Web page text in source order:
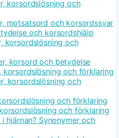
korsordslösning och
motsatsord och korsordssvar
och korsordshjälp
korsordslösning och
korsord och betydelse
korsordslösning och förklaring
korsordslösning och
och förklaring
och förklaring
hjärnan? Synonymer och